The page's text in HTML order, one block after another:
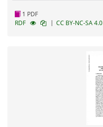
1 PDF
RDF
| CC BY-NC-SA 4.0